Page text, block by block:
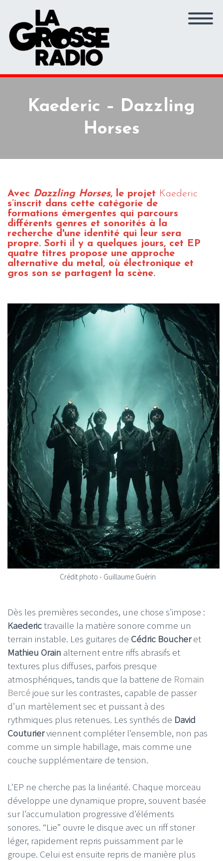
Kaederic – Dazzling
Horses
Avec Dazzling Horses, le projet Kaederic
s’inscrit dans cette catégorie de
formations émergentes qui parcours
différents genres et sonorités à la
recherche d'une identité qui leur sera
propre. Sorti il y a quelques jours, cet EP
quatre titres propose une approche
alternative du metal, où électronique et
gros son se partagent la scène.
Crédit photo - Guillaume Guérin
Dès les premières secondes, une chose s’impose :
Kaederictravaille la matière sonore comme un
terrain instable. Les guitares de Cédric Boucheret
Mathieu Orain alternent entre riffs abrasifs et
textures plus diffuses, parfois presque
atmosphériques, tandis que la batterie de Romain
Bercé joue sur les contrastes, capable de passer
d’un martèlement sec et puissant à des
rythmiques plus retenues. Les synthés de David
Couturierviennent compléter l’ensemble, non pas
comme un simple habillage, mais comme une
couche supplémentaire de tension.
L’EP ne cherche pas la linéarité. Chaque morceau
développe une dynamique propre, souvent basée
sur l’accumulation progressive d’éléments
sonores. “Lie” ouvre le disque avec un riff stoner
léger, rapidement repris puissamment par le
groupe. Celui est ensuite repris de manière plus